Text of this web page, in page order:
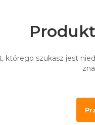
którego szukasz jest